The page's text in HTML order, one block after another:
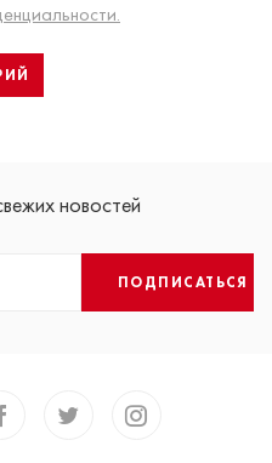
новостей
ПОДПИСАТЬСЯ